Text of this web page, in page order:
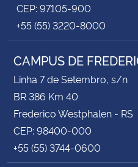
CEP: 97105-900
+55 (55) 3220-8000
CAMPUS DE
Linha 7 de Setembro, s/n
BR 386 Km 40
Frederico Westphalen - RS
CEP: 98400-000
+55 (55) 3744-0600